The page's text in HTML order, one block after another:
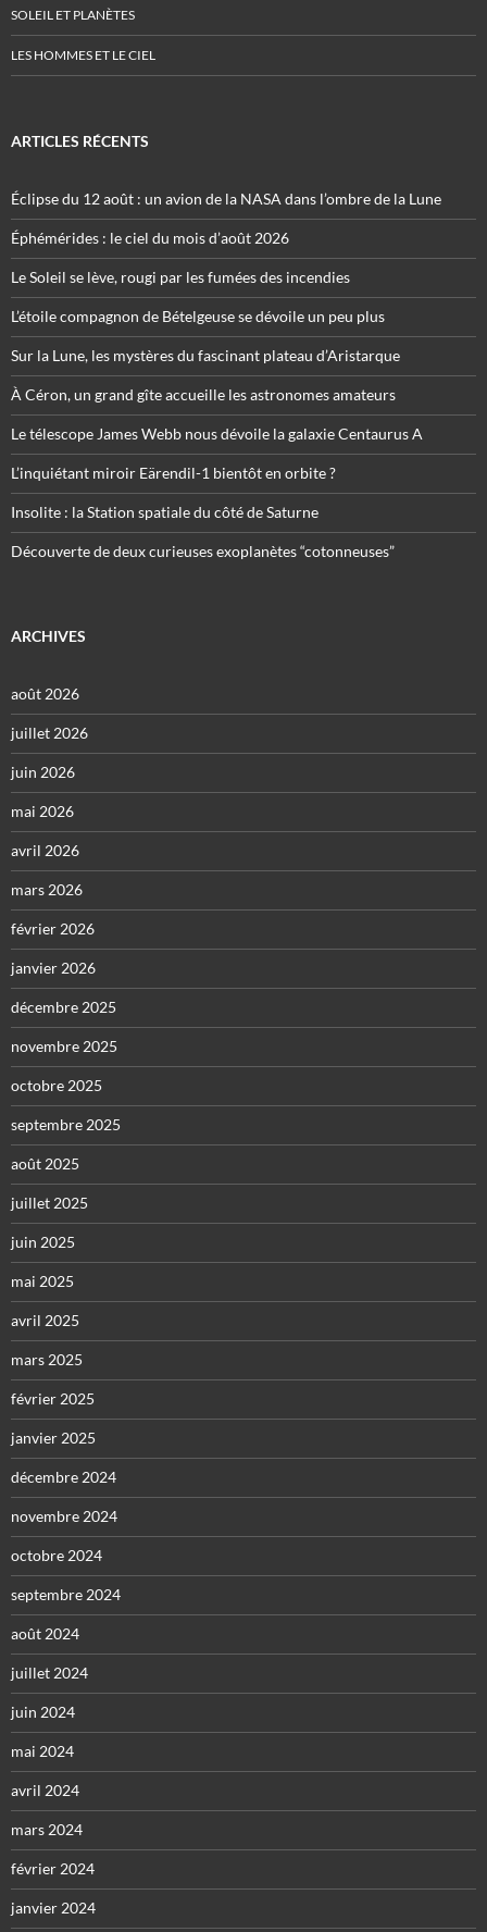
SOLEIL ET PLANÈTES
LES HOMMES ET LE CIEL
ARTICLES RÉCENTS
Éclipse du 12 août : un avion de la NASA dans l’ombre de la Lune
Éphémérides : le ciel du mois d’août 2026
Le Soleil se lève, rougi par les fumées des incendies
L’étoile compagnon de Bételgeuse se dévoile un peu plus
Sur la Lune, les mystères du fascinant plateau d’Aristarque
À Céron, un grand gîte accueille les astronomes amateurs
Le télescope James Webb nous dévoile la galaxie Centaurus A
L’inquiétant miroir Eärendil-1 bientôt en orbite ?
Insolite : la Station spatiale du côté de Saturne
Découverte de deux curieuses exoplanètes “cotonneuses”
ARCHIVES
août 2026
juillet 2026
juin 2026
mai 2026
avril 2026
mars 2026
février 2026
janvier 2026
décembre 2025
novembre 2025
octobre 2025
septembre 2025
août 2025
juillet 2025
juin 2025
mai 2025
avril 2025
mars 2025
février 2025
janvier 2025
décembre 2024
novembre 2024
octobre 2024
septembre 2024
août 2024
juillet 2024
juin 2024
mai 2024
avril 2024
mars 2024
février 2024
janvier 2024